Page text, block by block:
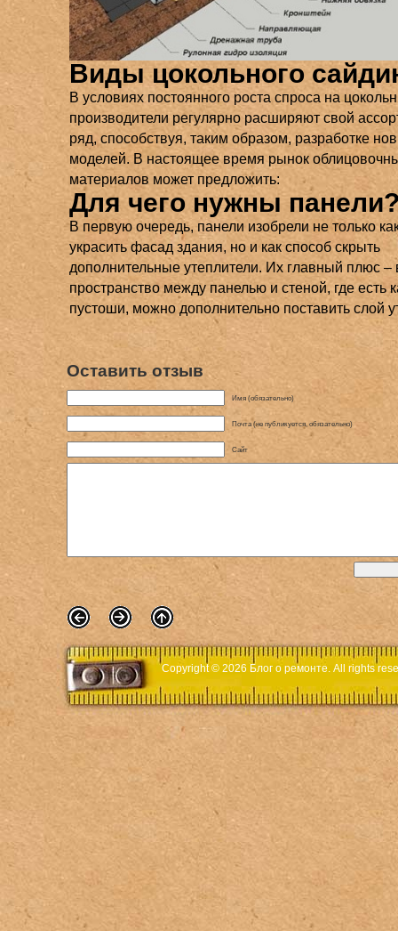
Виды цокольного
В условиях постоянного роста спроса на
производители регулярно расширяют свой
ряд, способствуя, таким образом, разработке
моделей. В настоящее время рынок
материалов может предложить:
Для чего нужны
В первую очередь, панели изобрели не только
украсить фасад здания, но и как способ скрыть
дополнительные утеплители. Их главный плюс –
пространство между панелью и стеной, где есть
пустоши, можно дополнительно поставить слой
Оставить отзыв
Имя (обязательно)
Почта (не публикуется, обязательно)
Сайт
Copyright © 2026 Блог о ремонте. All rights